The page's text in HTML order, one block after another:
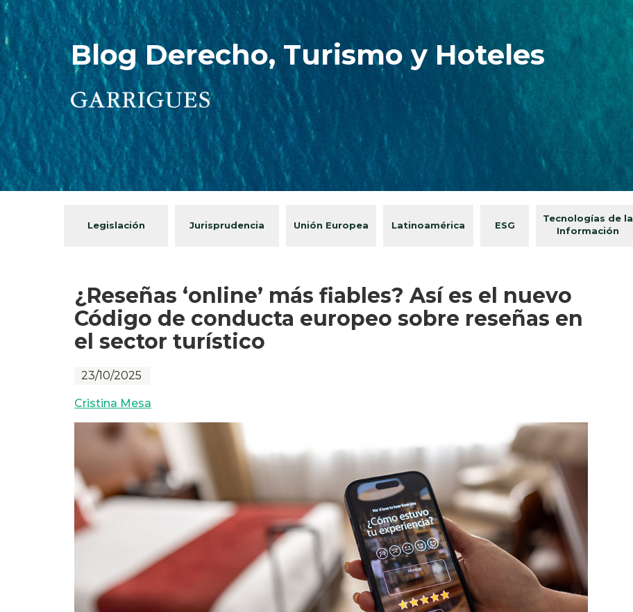
Blog Derecho, Turismo y Hoteles
Legislación Jurisprudencia Unión Europea Latinoamérica ESG
Tecnologías de la
Información
¿Reseñas ‘online’ más fiables? Así es el nuevo
Código de conducta europeo sobre reseñas en
el sector turístico
23/10/2025
Cristina Mesa